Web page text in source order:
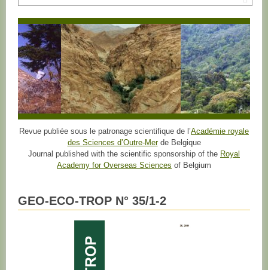
Revue publiée sous le patronage scientifique de l’Académie royale
des Sciences d’Outre-Merde Belgique
Journal published with the scientific sponsorship of the Royal
Academy for Overseas Sciences of Belgium
GEO-ECO-TROP N° 35/1-2